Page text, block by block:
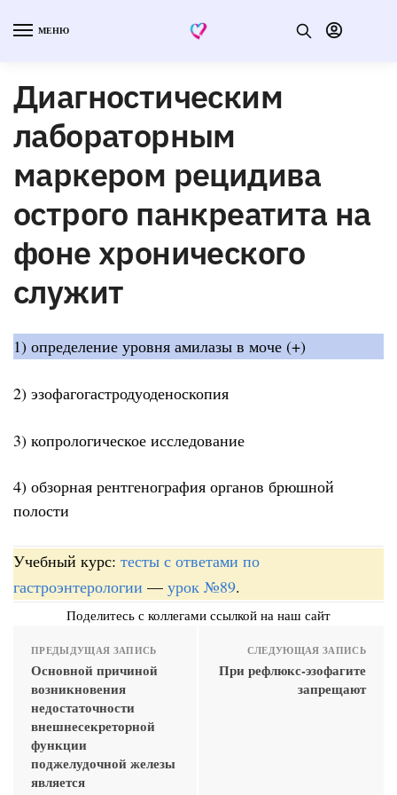
МЕНЮ
Диагностическим
лабораторным
маркером рецидива
острого панкреатита на
фоне хронического
служит
1) определение уровня амилазы в моче (+)
2) эзофагогастродуоденоскопия
3) копрологическое исследование
4) обзорная рентгенография органов брюшной
полости
Учебный курс: тесты с ответами по
гастроэнтерологии — урок №89.
Поделитесь с коллегами ссылкой на наш сайт
ПРЕДЫДУЩАЯ ЗАПИСЬ
Основной причиной
возникновения
недостаточности
внешнесекреторной
функции
поджелудочной железы
является
СЛЕДУЮЩАЯ ЗАПИСЬ
При рефлюкс-эзофагите
запрещают